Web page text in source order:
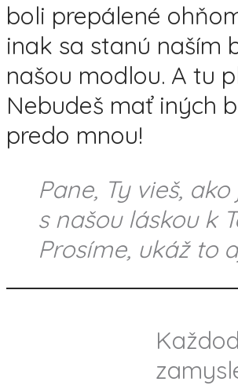
boli prepálené
inak sa stanú naším
našou modlou. A tu
Nebudeš mať iných
predo mnou!
Pane, Ty vieš,
s našou láskou k
Prosíme, ukáž to